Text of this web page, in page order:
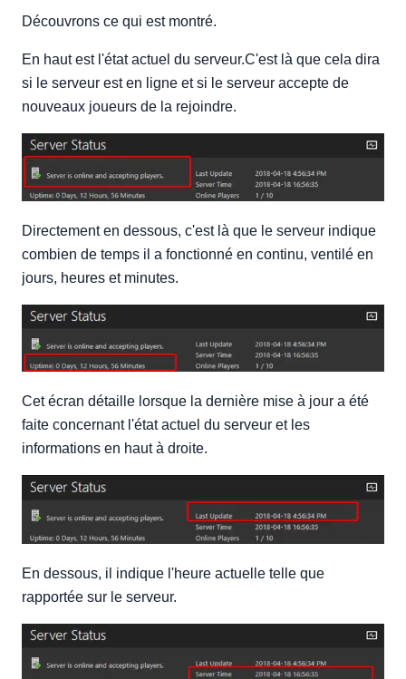
Découvrons ce qui est montré.
En haut est l'état actuel du serveur.C'est là que cela dira
si le serveur est en ligne et si le serveur accepte de
nouveaux joueurs de la rejoindre.
Directement en dessous, c'est là que le serveur indique
combien de temps il a fonctionné en continu, ventilé en
jours, heures et minutes.
Cet écran détaille lorsque la dernière mise à jour a été
faite concernant l'état actuel du serveur et les
informations en haut à droite.
En dessous, il indique l'heure actuelle telle que
rapportée sur le serveur.